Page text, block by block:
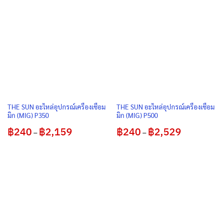
THE SUN อะไหล่อุปกรณ์เครื่องเชื่อม
มิก (MIG) P350
฿240 – ฿2,159Price
range:
THE SUN อะไหล่อุปกรณ์เครื่องเชื่อม
มิก (MIG) P500
฿240 – ฿2,529Price
range: